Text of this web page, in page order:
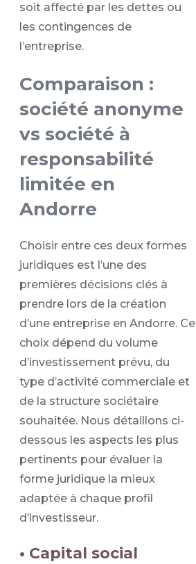
soit affecté par les dettes ou
les contingences de
l’entreprise.
Comparaison :
société anonyme
vs société à
responsabilité
limitée en
Andorre
Choisir entre ces deux formes
juridiques est l’une des
premières décisions clés à
prendre lors de la création
d’une entreprise en Andorre. Ce
choix dépend du volume
d’investissement prévu, du
type d’activité commerciale et
de la structure sociétaire
souhaitée. Nous détaillons ci-
dessous les aspects les plus
pertinents pour évaluer la
forme juridique la mieux
adaptée à chaque profil
d’investisseur.
• Capital social